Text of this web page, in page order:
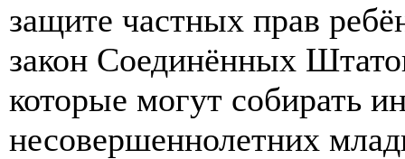
защите частных прав
закон Соединённых
которые могут собирать
несовершеннолетних